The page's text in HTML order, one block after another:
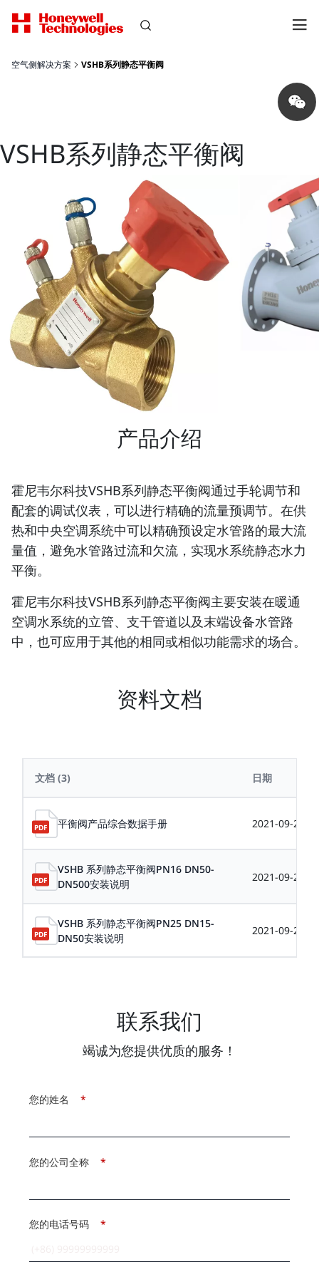
空气侧解决方案 VSHB系列静态平衡阀
Share
on
wechat
VSHB系列静态平衡阀
产品介绍
霍尼韦尔科技VSHB系列静态平衡阀通过手轮调节和
配套的调试仪表，可以进行精确的流量预调节。在供
热和中央空调系统中可以精确预设定水管路的最大流
量值，避免水管路过流和欠流，实现水系统静态水力
平衡。
霍尼韦尔科技VSHB系列静态平衡阀主要安装在暖通
空调水系统的立管、支干管道以及末端设备水管路
中，也可应用于其他的相同或相似功能需求的场合。
资料文档
文档 (3) 日期
平衡阀产品综合数据手册 2021-09-22
VSHB 系列静态平衡阀PN16 DN50-
DN500安装说明
2021-09-22
VSHB 系列静态平衡阀PN25 DN15-
DN50安装说明
2021-09-22
联系我们
竭诚为您提供优质的服务！
*
您的姓名
*
您的公司全称
*
您的电话号码